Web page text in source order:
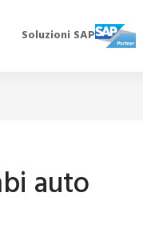
Soluzioni SAP
auto